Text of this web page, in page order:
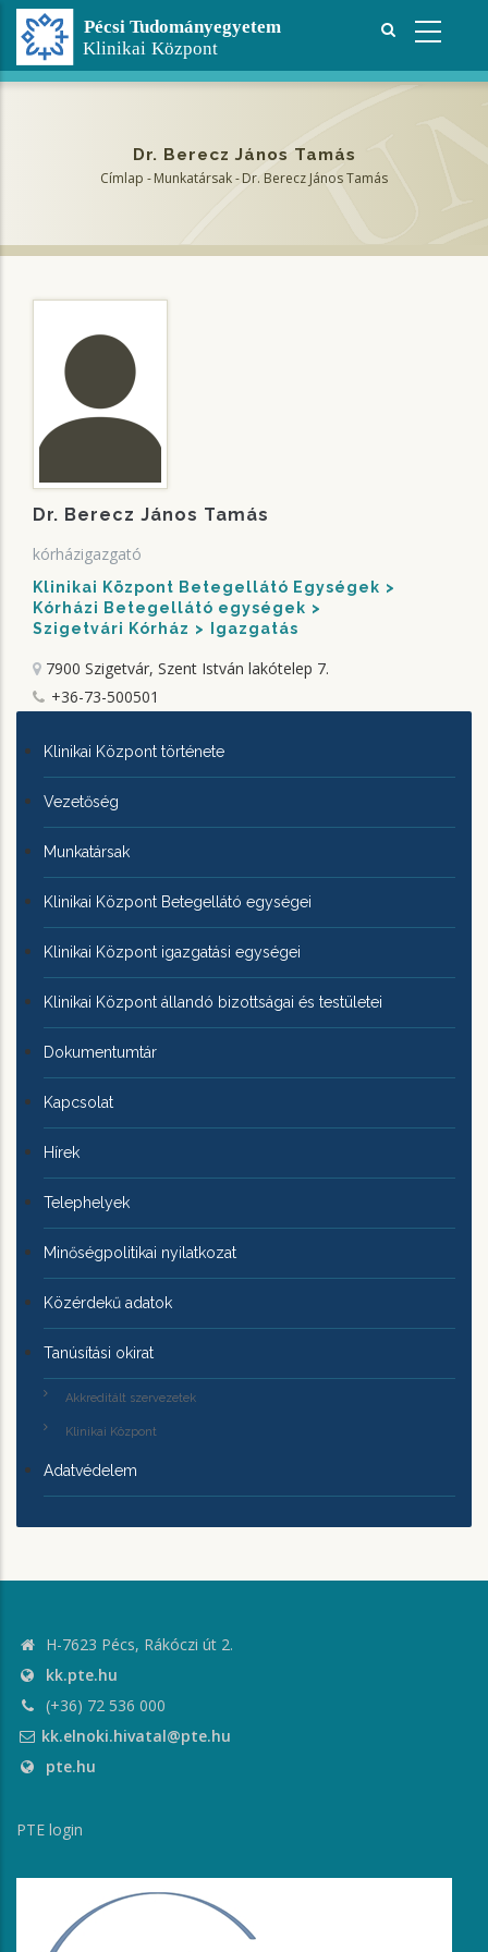
Ugrás
tartalomra
Dr. Berecz János Tamás
Címlap -Munkatársak-Dr. Berecz János Tamás
Dr. Berecz János Tamás
kórházigazgató
Klinikai Központ Betegellátó Egységek
Kórházi Betegellátó egységek
Szigetvári Kórház
Igazgatás
7900 Szigetvár, Szent István lakótelep 7.
+36-73-500501
KLINIKAI
KÖZPONTRÓL
Klinikai Központ története
Vezetőség
Munkatársak
Klinikai Központ Betegellátó egységei
Klinikai Központ igazgatási egységei
Klinikai Központ állandó bizottságai és testületei
Dokumentumtár
Kapcsolat
Hírek
Telephelyek
Minőségpolitikai nyilatkozat
Közérdekű adatok
Tanúsítási okirat
Akkreditált szervezetek
Klinikai Központ
Adatvédelem
H-7623 Pécs, Rákóczi út 2.
kk.pte.hu
(+36) 72 536 000
kk.elnoki.hivatal@pte.hu
pte.hu
PTE login